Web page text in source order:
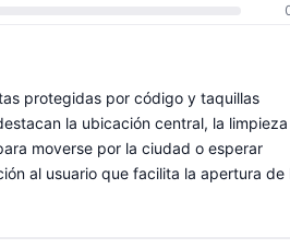
protegidas por código y taquillas
la ubicación central, la
moverse por la ciudad o esperar
al usuario que facilita la apertura de